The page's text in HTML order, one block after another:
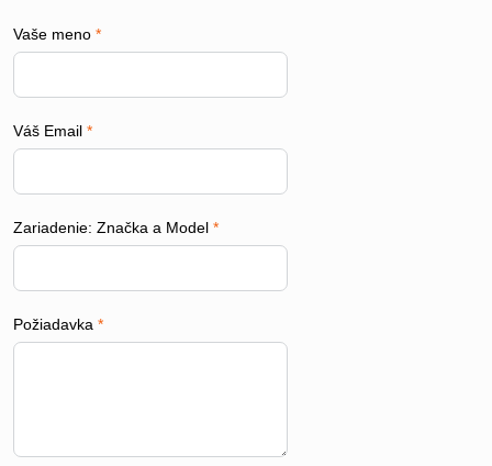
Vaše meno *
Váš Email *
Zariadenie: Značka a Model *
Požiadavka *